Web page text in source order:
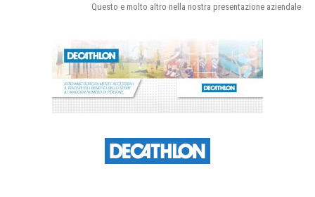
Questo e molto altro nella nostra presentazione aziendale